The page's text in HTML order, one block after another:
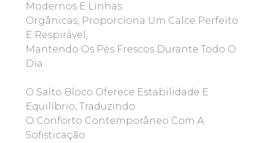
Modernos E Linhas
Orgânicas, Proporciona Um Calce Perfeito
E Respirável,
Mantendo Os Pés Frescos Durante Todo O
Dia.
O Salto Bloco Oferece Estabilidade E
Equilíbrio, Traduzindo
O Conforto Contemporâneo Com A
Sofisticação